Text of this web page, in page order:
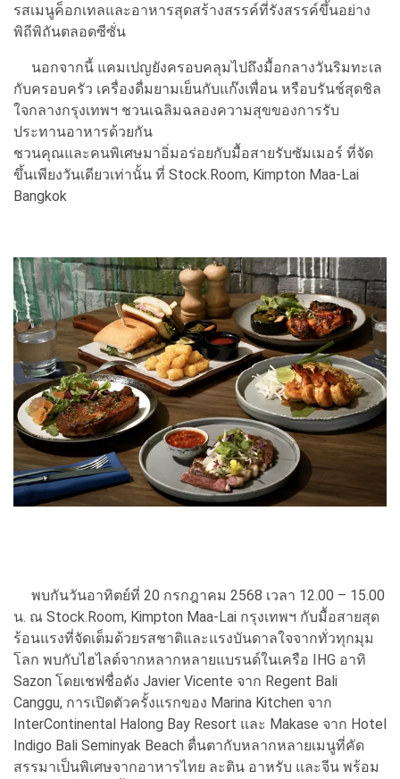
รสเมนูค็อกเทลและอาหารสุดสร้างสรรค์ที่รังสรรค์ขึ้นอย่าง
พิถีพิถันตลอดซีซั่น
นอกจากนี้ แคมเปญยังครอบคลุมไปถึงมื้อกลางวันริมทะเล
กับครอบครัว เครื่องดื่มยามเย็นกับแก๊งเพื่อน หรือบรันช์สุดชิล
ใจกลางกรุงเทพฯ ชวนเฉลิมฉลองความสุขของการรับ
ประทานอาหารด้วยกัน
ชวนคุณและคนพิเศษมาอิ่มอร่อยกับมื้อสายรับซัมเมอร์ ที่จัด
ขึ้นเพียงวันเดียวเท่านั้น ที่ Stock.Room, Kimpton Maa-Lai
Bangkok
พบกันวันอาทิตย์ที่ 20 กรกฎาคม 2568 เวลา 12.00 – 15.00
น. ณ Stock.Room, Kimpton Maa-Lai กรุงเทพฯ กับมื้อสายสุด
ร้อนแรงที่จัดเต็มด้วยรสชาติและแรงบันดาลใจจากทั่วทุกมุม
โลก พบกับไฮไลต์จากหลากหลายแบรนด์ในเครือ IHG อาทิ
Sazon โดยเชฟชื่อดัง Javier Vicente จาก Regent Bali
Canggu, การเปิดตัวครั้งแรกของ Marina Kitchen จาก
InterContinental Halong Bay Resort และ Makase จาก Hotel
Indigo Bali Seminyak Beach ตื่นตากับหลากหลายเมนูที่คัด
สรรมาเป็นพิเศษจากอาหารไทย ละติน อาหรับ และจีน พร้อม